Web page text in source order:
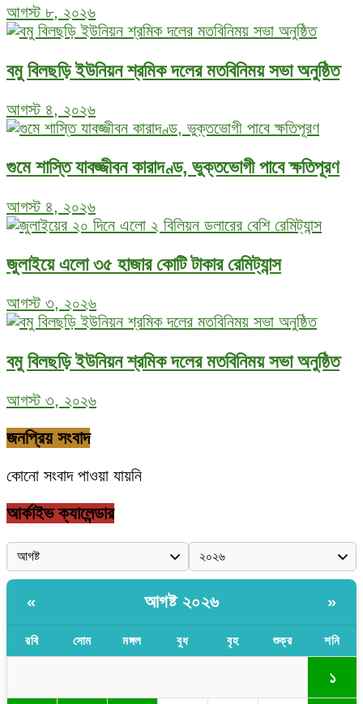
আগস্ট ৮, ২০২৬
বমু বিলছড়ি ইউনিয়ন শ্রমিক দলের মতবিনিময় সভা অনুষ্ঠিত
আগস্ট ৪, ২০২৬
গুমে শাস্তি যাবজ্জীবন কারাদণ্ড, ভুক্তভোগী পাবে ক্ষতিপূরণ
আগস্ট ৪, ২০২৬
জুলাইয়ে এলো ৩৫ হাজার কোটি টাকার রেমিট্যান্স
আগস্ট ৩, ২০২৬
বমু বিলছড়ি ইউনিয়ন শ্রমিক দলের মতবিনিময় সভা অনুষ্ঠিত
আগস্ট ৩, ২০২৬
জনপ্রিয় সংবাদ
কোনো সংবাদ পাওয়া যায়নি
আর্কাইভ ক্যালেন্ডার
« আগষ্ট ২০২৬ »
রবি সোম মঙ্গল বুধ বৃহ শুক্র শনি
১